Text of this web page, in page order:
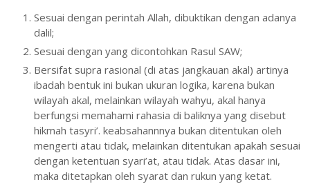
Sesuai dengan perintah Allah, dibuktikan dengan adanya
dalil;
Sesuai dengan yang dicontohkan Rasul SAW;
Bersifat supra rasional (di atas jangkauan akal) artinya
ibadah bentuk ini bukan ukuran logika, karena bukan
wilayah akal, melainkan wilayah wahyu, akal hanya
berfungsi memahami rahasia di baliknya yang disebut
hikmah tasyri’. keabsahannnya bukan ditentukan oleh
mengerti atau tidak, melainkan ditentukan apakah sesuai
dengan ketentuan syari’at, atau tidak. Atas dasar ini,
maka ditetapkan oleh syarat dan rukun yang ketat.